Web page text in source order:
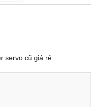
servo cũ giá rẻ